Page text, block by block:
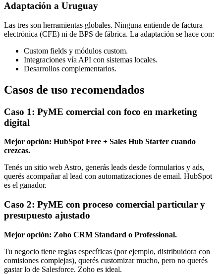
Adaptación a Uruguay
Las tres son herramientas globales. Ninguna entiende de factura
electrónica (CFE) ni de BPS de fábrica. La adaptación se hace con:
Custom fields y módulos custom.
Integraciones vía API con sistemas locales.
Desarrollos complementarios.
Casos de uso recomendados
Caso 1: PyME comercial con foco en marketing
digital
Mejor opción: HubSpot Free + Sales Hub Starter cuando
crezcas.
Tenés un sitio web Astro, generás leads desde formularios y ads,
querés acompañar al lead con automatizaciones de email. HubSpot
es el ganador.
Caso 2: PyME con proceso comercial particular y
presupuesto ajustado
Mejor opción: Zoho CRM Standard o Professional.
Tu negocio tiene reglas específicas (por ejemplo, distribuidora con
comisiones complejas), querés customizar mucho, pero no querés
gastar lo de Salesforce. Zoho es ideal.